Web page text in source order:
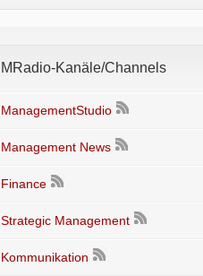
MRadio-Kanäle/Channels
ManagementStudio
Management News
Finance
Strategic Management
Kommunikation